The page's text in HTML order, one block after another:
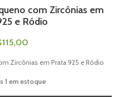
com Zircônias em
e Ródio
115,00
Zircônias em Prata 925 e Ródio
1 em estoque